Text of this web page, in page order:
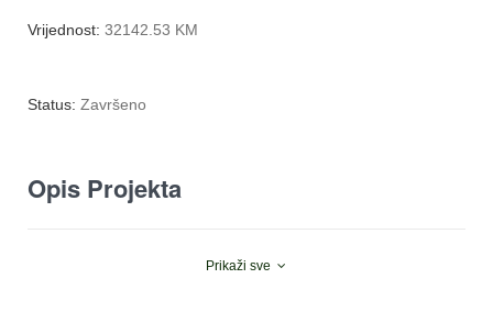
Vrijednost: 32142.53 KM
Status: Završeno
Opis Projekta
Prikaži sve